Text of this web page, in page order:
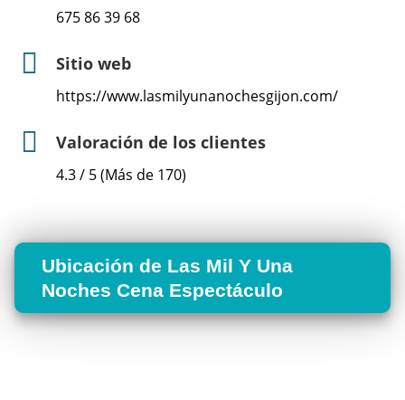
675 86 39 68
Sitio web
https://www.lasmilyunanochesgijon.com/
Valoración de los clientes
4.3 / 5 (Más de 170)
Ubicación de Las Mil Y Una
Noches Cena Espectáculo